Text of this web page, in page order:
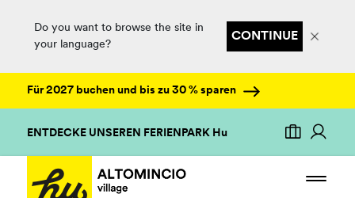
Do you want to browse the site in
your language?
CONTINUE
Für 2027 buchen und bis zu 30 % sparen
ENTDECKE UNSEREN FERIENPARK Hu